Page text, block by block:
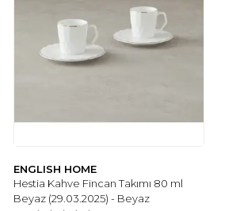
ENGLISH HOME
Hestia Kahve Fincan Takımı 80 ml
Beyaz (29.03.2025) - Beyaz